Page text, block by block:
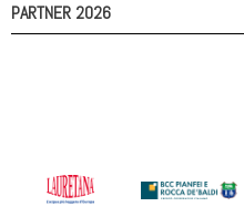
PARTNER 2026